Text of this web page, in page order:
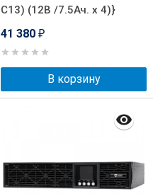
С13) (12В /7.5Ач. х 4)}
41 380 ₽
В корзину